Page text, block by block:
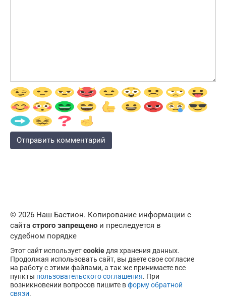
© 2026 Наш Бастион. Копирование информации с
сайта строго запрещено и преследуется в
судебном порядке
Этот сайт используетcookieдля хранения данных.
Продолжая использовать сайт, вы даете свое согласие
на работу с этими файлами, а так же принимаете все
пункты пользовательского соглашения. При
возникновении вопросов пишите вформу обратной
связи.